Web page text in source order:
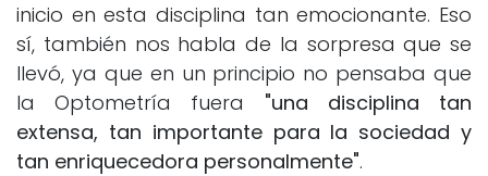
inicio en esta disciplina tan emocionante. Eso
sí, también nos habla de la sorpresa que se
llevó, ya que en un principio no pensaba que
la Optometría fuera "una disciplina tan
extensa, tan importante para la sociedad y
tan enriquecedora personalmente".